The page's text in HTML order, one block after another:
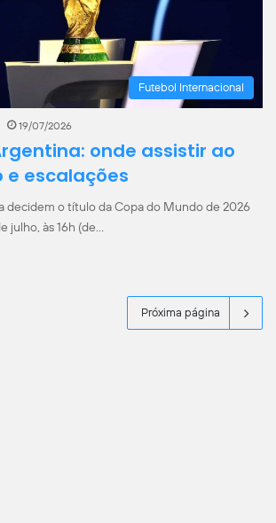
Futebol Internacional
19/07/2026
onde assistir ao
e escalações
decidem o título da Copa do Mundo de 2026
julho, às 16h (de…
Próxima página